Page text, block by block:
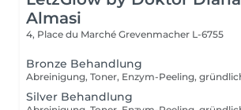
Almasi
4, Place du Marché Grevenmacher L-6755
Bronze Behandlung
Silver Behandlung